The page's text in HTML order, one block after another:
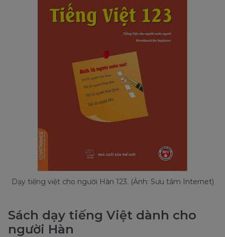
Dạy tiếng việt cho người Hàn 123. (Ảnh: Sưu tầm Internet)
Sách dạy tiếng Việt dành cho
người Hàn